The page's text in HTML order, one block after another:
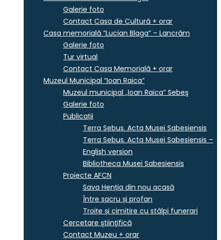
Galerie foto
Contact Casa de Cultură + orar
Casa memorială “Lucian Blaga” – Lancrăm
Galerie foto
Tur virtual
Contact Casa Memorială + orar
Muzeul Municipal “Ioan Raica”
Muzeul municipal „Ioan Raica” Sebeş
Galerie foto
Publicații
Terra Sebus. Acta Musei Sabesiensis
Terra Sebus. Acta Musei Sabesiensis –
English version
Bibliotheca Musei Sabesiensis
Proiecte AFCN
Sava Henția din nou acasă
Între sacru și profan
Troițe și cimitire cu stâlpi funerari
Cercetare ştiinţifică
Contact Muzeu + orar